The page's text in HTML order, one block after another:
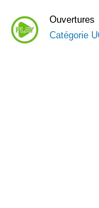
Catégorie